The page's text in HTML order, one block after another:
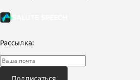
Рассылка:
Подписаться